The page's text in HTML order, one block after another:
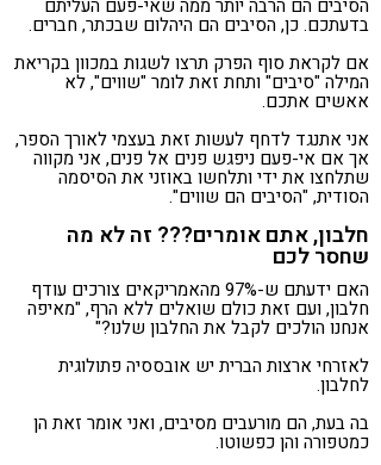
הסיבים הם הרבה יותר ממה שאי-פעם העליתם
בדעתכם. כן, הסיבים הם היהלום שבכתר, חברים.
אם לקראת סוף הפרק תרצו לשגות במכוון בקריאת
המילה "סיבים" ותחת זאת לומר "שווים", לא
אאשים אתכם.
אני אתנגד לדחף לעשות זאת בעצמי לאורך הספר,
אך אם אי-פעם ניפגש פנים אל פנים, אני מקווה
שתלחצו את ידי ותלחשו באוזני את הסיסמה
הסודית, "הסיבים הם שווים".
חלבון, אתם אומרים??? זה לא מה
שחסר לכם
האם ידעתם ש-97% מהאמריקאים צורכים עודף
חלבון, ועם זאת כולם שואלים ללא הרף, "מאיפה
אנחנו הולכים לקבל את החלבון שלנו?"
לאזרחי ארצות הברית יש אובססיה פתולוגית
לחלבון.
בה בעת, הם מורעבים מסיבים, ואני אומר זאת הן
כמטפורה והן כפשוטו.